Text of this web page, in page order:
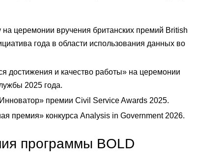
церемонии вручения британских премий British
года в области использования данных во
достижения и качество работы» на церемонии
2025 года.
премии Civil Service Awards 2025.
премия» конкурса Analysis in Government 2026.
программы BOLD